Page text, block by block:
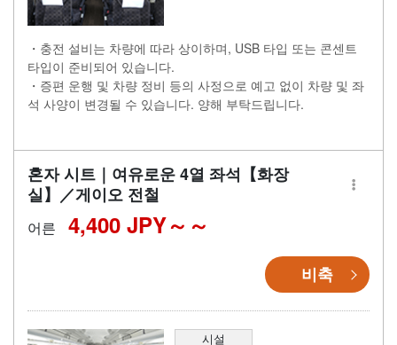
・충전 설비는 차량에 따라 상이하며, USB 타입 또는 콘센트
타입이 준비되어 있습니다.
・증편 운행 및 차량 정비 등의 사정으로 예고 없이 차량 및 좌
석 사양이 변경될 수 있습니다. 양해 부탁드립니다.
혼자 시트｜여유로운 4열 좌석【화장
실】／게이오 전철
어른 4,400 JPY～
비축
시설